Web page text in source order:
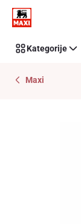
Preskoči link
Kategorije
Maxi